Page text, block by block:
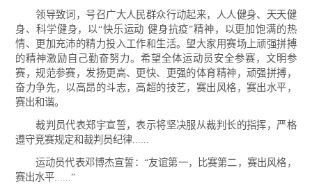
领导致词，号召广大人民群众行动起来，人人健身、天天健
身、科学健身，以“快乐运动 健身抗疫”精神，以更加饱满的热
情、更加充沛的精力投入工作和生活。望大家用赛场上顽强拼搏
的精神激励自己勤奋努力。希望全体运动员安全参赛，文明参
赛，规范参赛，发扬更高、更快、更强的体育精神，顽强拼搏，
奋力争先，以高昂的斗志，高超的技艺，赛出风格，赛出水平，
赛出和谐。
裁判员代表郑宇宣誓，表示将坚决服从裁判长的指挥，严格
遵守竞赛规定和裁判员纪律......
运动员代表邓博杰宣誓：“友谊第一，比赛第二，赛出风格，
赛出水平......”